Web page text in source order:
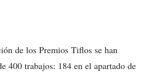
de los Premios Tiflos se han
400 trabajos: 184 en el apartado de